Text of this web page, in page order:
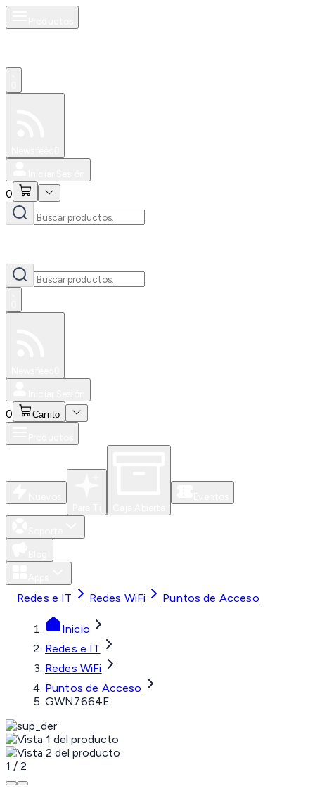
0
0 Carrito
Redes e IT Redes WiFi Puntos de Acceso
Inicio
Redes e IT
Redes WiFi
Puntos de Acceso
GWN7664E
1 / 2